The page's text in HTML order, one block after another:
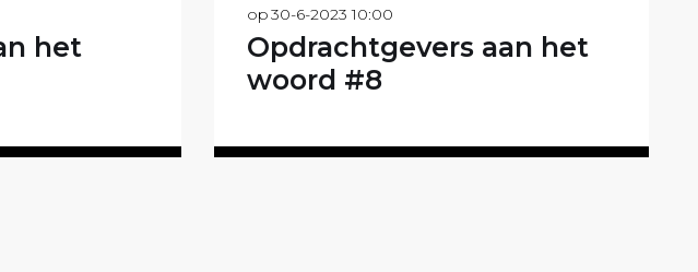
het
op30-6-2023 10:00
Opdrachtgevers aan het
woord #8